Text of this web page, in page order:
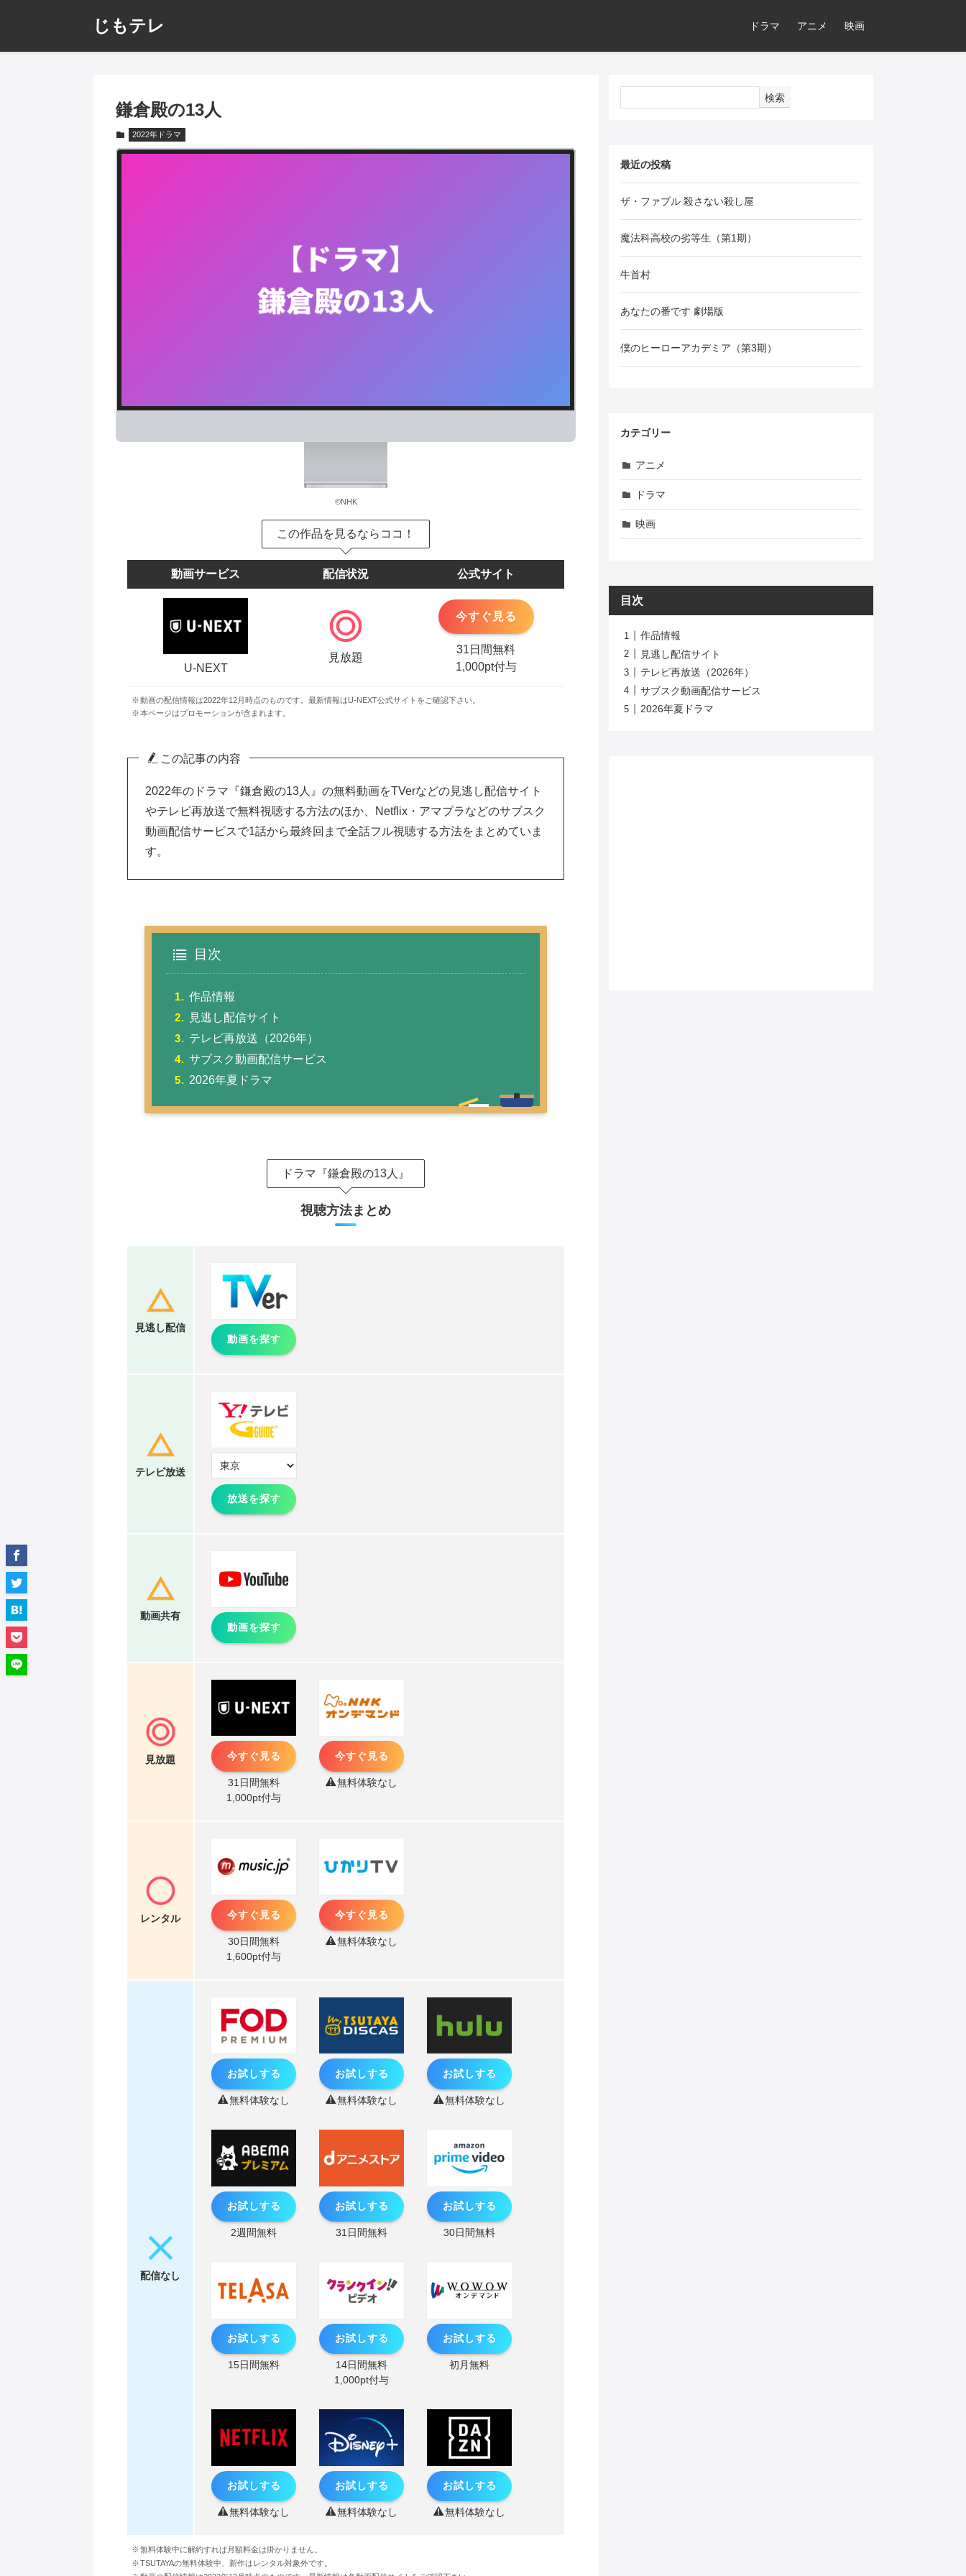
じもテレ ドラマ アニメ 映画
鎌倉殿の13人
2022年ドラマ
©NHK
この作品を見るならココ！
動画サービス 配信状況 公式サイト
U-NEXT
見放題
今すぐ見る
31日間無料
1,000pt付与
動画の配信情報は2022年12月時点のものです。最新情報はU-NEXT公式サイトをご確認下さい。
本ページはプロモーションが含まれます。
この記事の内容
2022年の ドラマ『鎌倉殿の13人』 の無料動画をTVerなどの見逃し配信サイト
やテレビ再放送で無料視聴する方法のほか、Netflix・アマプラなどのサブスク
動画配信サービスで1話から最終回まで全話フル視聴する方法をまとめていま
す。
目次
作品情報
見逃し配信サイト
テレビ再放送（2026年）
サブスク動画配信サービス
2026年夏ドラマ
ドラマ『鎌倉殿の13人』
視聴方法まとめ
見逃し配信
動画を探す
テレビ放送
放送を探す
動画共有
動画を探す
見放題 今すぐ見る
31日間無料
1,000pt付与
今すぐ見る
無料体験なし
レンタル 今すぐ見る
30日間無料
1,600pt付与
今すぐ見る
無料体験なし
配信なし
お試しする
無料体験なし
お試しする
無料体験なし
お試しする
無料体験なし
お試しする
2週間無料
お試しする
31日間無料
お試しする
30日間無料
お試しする
15日間無料
お試しする
14日間無料
1,000pt付与
お試しする
初月無料
お試しする
無料体験なし
お試しする
無料体験なし
お試しする
無料体験なし
無料体験中に解約すれば月額料金は掛かりません。
TSUTAYAの無料体験中、新作はレンタル対象外です。
検索
最近の投稿
ザ・ファブル 殺さない殺し屋
魔法科高校の劣等生（第1期）
牛首村
あなたの番です 劇場版
僕のヒーローアカデミア（第3期）
カテゴリー
アニメ
ドラマ
映画
目次
作品情報
見逃し配信サイト
テレビ再放送（2026年）
サブスク動画配信サービス
2026年夏ドラマ